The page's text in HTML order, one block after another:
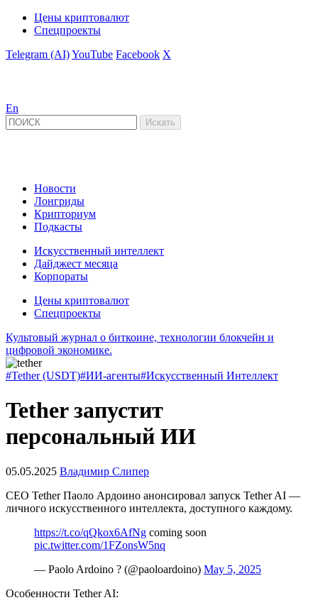
Цены криптовалют
Спецпроекты
Telegram (AI)YouTube Facebook X
En
Новости
Лонгриды
Крипториум
Подкасты
Искусственный интеллект
Дайджест месяца
Корпораты
Цены криптовалют
Спецпроекты
Культовый журнал о биткоине, технологии блокчейн и
цифровой экономике.
#Tether (USDT)#ИИ-агенты#Искусственный Интеллект
Tether запустит
персональный ИИ
05.05.2025 Владимир Слипер
CEO Tether Паоло Ардоино анонсировал запуск Tether AI —
личного искусственного интеллекта, доступного каждому.
https://t.co/qQkox6AfNg coming soon
pic.twitter.com/1FZonsW5nq
— Paolo Ardoino ? (@paoloardoino) May 5, 2025
Особенности Tether AI: